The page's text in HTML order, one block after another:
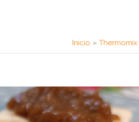
Inicio Thermomix